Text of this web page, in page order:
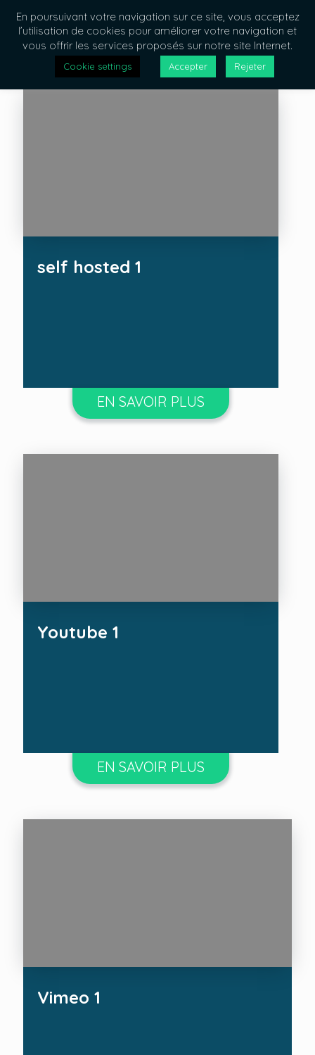
self hosted 1
EN SAVOIR PLUS
Youtube 1
EN SAVOIR PLUS
Vimeo 1
En poursuivant votre navigation sur ce site, vous acceptez
l’utilisation de cookies pour améliorer votre navigation et
vous offrir les services proposés sur notre site Internet.
Cookie settings Accepter Rejeter